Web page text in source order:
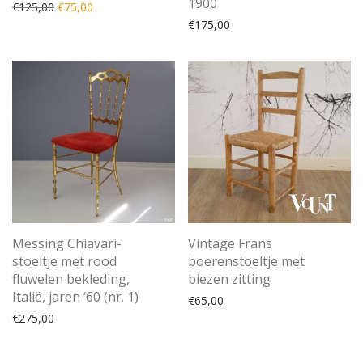
€125,00 Oorspronkelijke prijs was: €125,00.
€75,00 Huidige prijs is: €75,00.
1900
€175,00
Messing Chiavari-
stoeltje met rood
fluwelen bekleding,
Italië, jaren ‘60 (nr. 1)
€275,00
Vintage Frans
boerenstoeltje met
biezen zitting
€65,00